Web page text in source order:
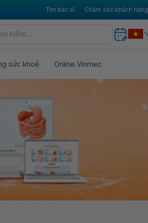
Tìm bác sĩ Chăm sóc khách hàng
sức khoẻ Online.Vinmec